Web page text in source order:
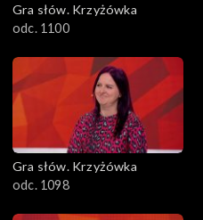
Gra słów. Krzyżówka
odc. 1100
Gra słów. Krzyżówka
odc. 1098